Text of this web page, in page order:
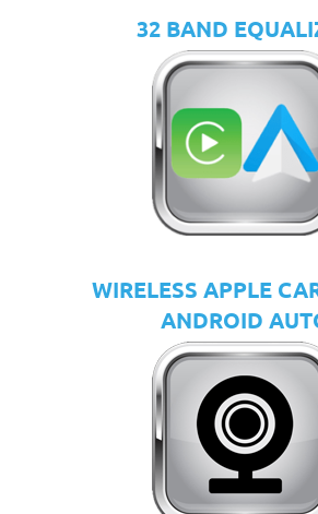
32 BAND
WIRELESS APPLE
ANDROID